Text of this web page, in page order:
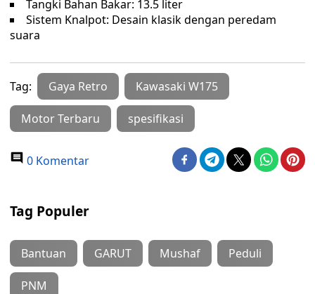
Tangki Bahan Bakar: 13.5 liter
Sistem Knalpot: Desain klasik dengan peredam
suara
Tag: Gaya Retro Kawasaki W175
Motor Terbaru spesifikasi
0 Komentar
Tag Populer
Bantuan GARUT Mushaf Peduli
PNM